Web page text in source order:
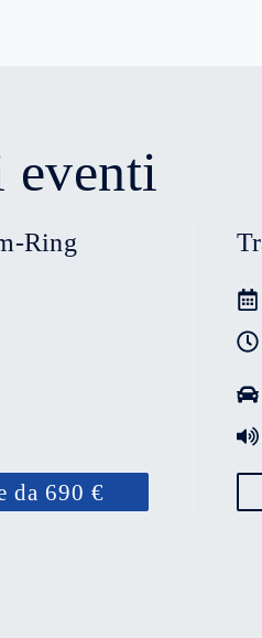
eventi
Ring
da 690 €